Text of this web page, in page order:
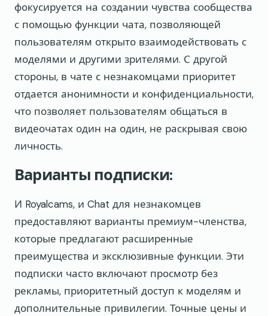
фокусируется на создании чувства сообщества
с помощью функции чата, позволяющей
пользователям открыто взаимодействовать с
моделями и другими зрителями. С другой
стороны, в чате с незнакомцами приоритет
отдается анонимности и конфиденциальности,
что позволяет пользователям общаться в
видеочатах один на один, не раскрывая свою
личность.
Варианты подписки:
И Royalcams, и Chat для незнакомцев
предоставляют варианты премиум-членства,
которые предлагают расширенные
преимущества и эксклюзивные функции. Эти
подписки часто включают просмотр без
рекламы, приоритетный доступ к моделям и
дополнительные привилегии. Точные цены и